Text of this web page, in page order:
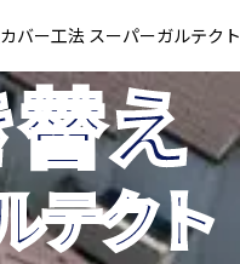
バー工法 スーパーガルテクト
え
テクト